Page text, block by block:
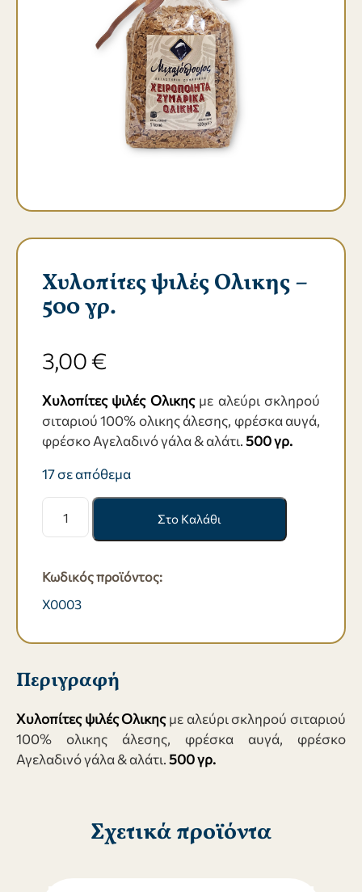
Χυλοπίτες ψιλές Ολικης –
500 γρ.
3,00€
Χυλοπίτες ψιλές Ολικης με αλεύρι σκληρού
σιταριού 100% ολικης άλεσης, φρέσκα αυγά,
φρέσκο Αγελαδινό γάλα & αλάτι.500 γρ.
17 σε απόθεμα
Χυλοπίτες
ψιλές
500
γρ.
Στο Καλάθι
Κωδικός προϊόντος:
X0003
Περιγραφή
Χυλοπίτες ψιλές Ολικηςμε αλεύρι σκληρού σιταριού
100% ολικης άλεσης, φρέσκα αυγά, φρέσκο
Αγελαδινό γάλα & αλάτι.500 γρ.
Σχετικά προϊόντα